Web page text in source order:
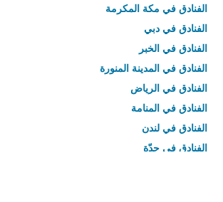
الفنادق في مكة المكرمة
الفنادق في دبي
الفنادق في الخبر
الفنادق في المدينة المنورة
الفنادق في الرياض
الفنادق في المنامة
الفنادق في لندن
الفنادق في جدّة